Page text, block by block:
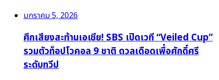
มกราคม 5, 2026
ศึกเสียงสะท้านเอเชีย! SBS เปิดเวที “Veiled Cup”
รวมตัวท็อปโวคอล 9 ชาติ ดวลเดือดเพื่อศักดิ์ศรี
ระดับทวีป